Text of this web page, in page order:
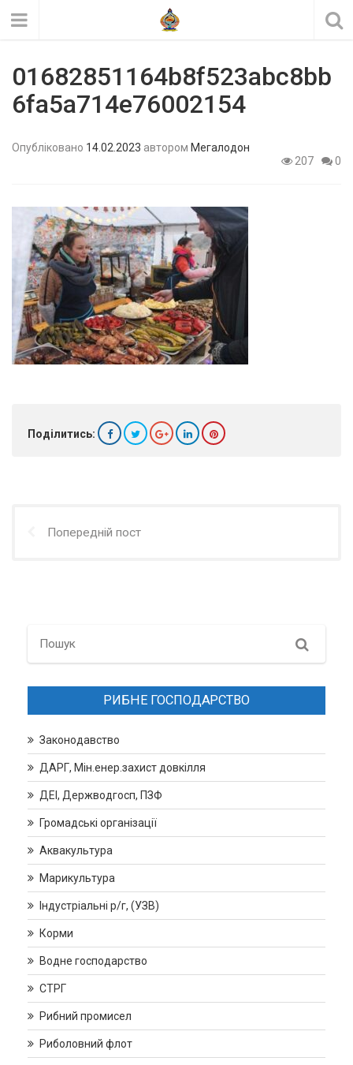
01682851164b8f523abc8bb
6fa5a714e76002154
Опубліковано 14.02.2023 автором Мегалодон
207
0
Поділитись:
Попередній пост
Search
РИБНЕ ГОСПОДАРСТВО
Законодавство
ДАРГ, Мін.енер.захист довкілля
ДЕІ, Держводгосп, ПЗФ
Громадські організації
Аквакультура
Марикультура
Індустріальні р/г, (УЗВ)
Корми
Водне господарство
СТРГ
Рибний промисел
Риболовний флот